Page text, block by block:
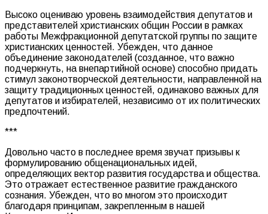
Высоко оцениваю уровень взаимодействия депутатов и
представителей христианских общин России в рамках
работы Межфракционной депутатской группы по защите
христианских ценностей. Убежден, что данное
объединение законодателей (созданное, что важно
подчеркнуть, на внепартийной основе) способно придать
стимул законотворческой деятельности, направленной на
защиту традиционных ценностей, одинаково важных для
депутатов и избирателей, независимо от их политических
предпочтений.
***
Довольно часто в последнее время звучат призывы к
формулированию общенациональных идей,
определяющих вектор развития государства и общества.
Это отражает естественное развитие гражданского
сознания. Убежден, что во многом это происходит
благодаря принципам, закрепленным в нашей